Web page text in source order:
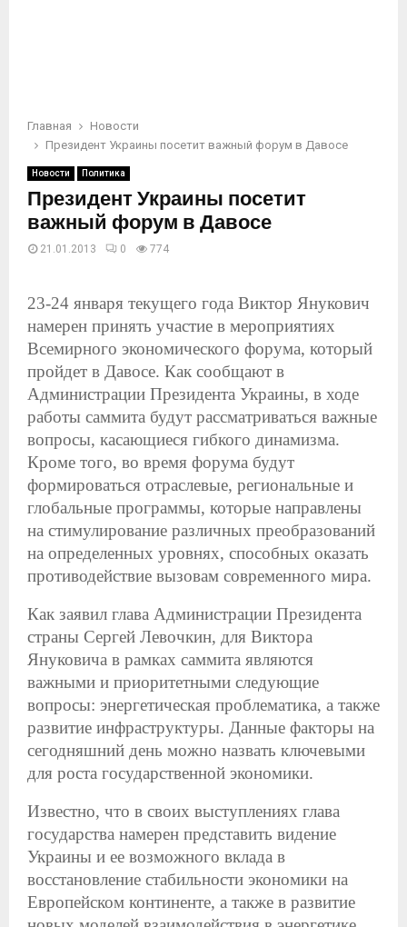
Главная
Новости
Президент Украины посетит важный форум в Давосе
Новости Политика
Президент Украины посетит
важный форум в Давосе
21.01.2013 0 774
23-24 января текущего года Виктор Янукович
намерен принять участие в мероприятиях
Всемирного экономического форума, который
пройдет в Давосе. Как сообщают в
Администрации Президента Украины, в ходе
работы саммита будут рассматриваться важные
вопросы, касающиеся гибкого динамизма.
Кроме того, во время форума будут
формироваться отраслевые, региональные и
глобальные программы, которые направлены
на стимулирование различных преобразований
на определенных уровнях, способных оказать
противодействие вызовам современного мира.
Как заявил глава Администрации Президента
страны Сергей Левочкин, для Виктора
Януковича в рамках саммита являются
важными и приоритетными следующие
вопросы: энергетическая проблематика, а также
развитие инфраструктуры. Данные факторы на
сегодняшний день можно назвать ключевыми
для роста государственной экономики.
Известно, что в своих выступлениях глава
государства намерен представить видение
Украины и ее возможного вклада в
восстановление стабильности экономики на
Европейском континенте, а также в развитие